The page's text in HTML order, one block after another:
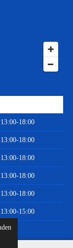
13:00-18:00
13:00-18:00
13:00-18:00
13:00-18:00
13:00-18:00
13:00-15:00